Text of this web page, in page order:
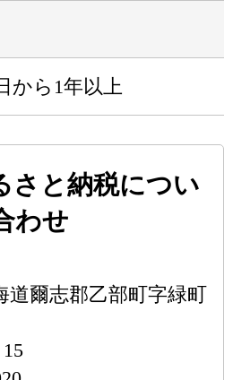
から1年以上
と納税につい
わせ
爾志郡乙部町字緑町